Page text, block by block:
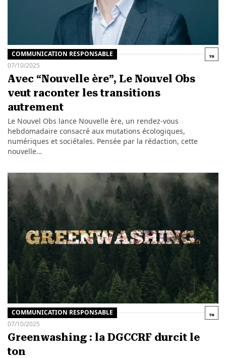
COMMUNICATION RESPONSABLE
07/10/2025
Avec “Nouvelle ère”, Le Nouvel Obs
veut raconter les transitions
autrement
Le Nouvel Obs lance Nouvelle ère, un rendez-vous
hebdomadaire consacré aux mutations écologiques,
numériques et sociétales. Pensée par la rédaction, cette
nouvelle…
COMMUNICATION RESPONSABLE
07/10/2025
Greenwashing : la DGCCRF durcit le
ton